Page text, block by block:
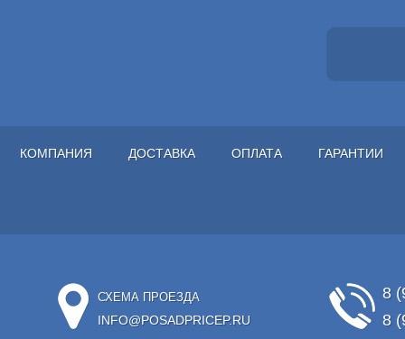
КОМПАНИЯ ДОСТАВКА ОПЛАТА ГАРАНТИИ
СХЕМА ПРОЕЗДА
INFO@POSADPRICEP.RU
8
8